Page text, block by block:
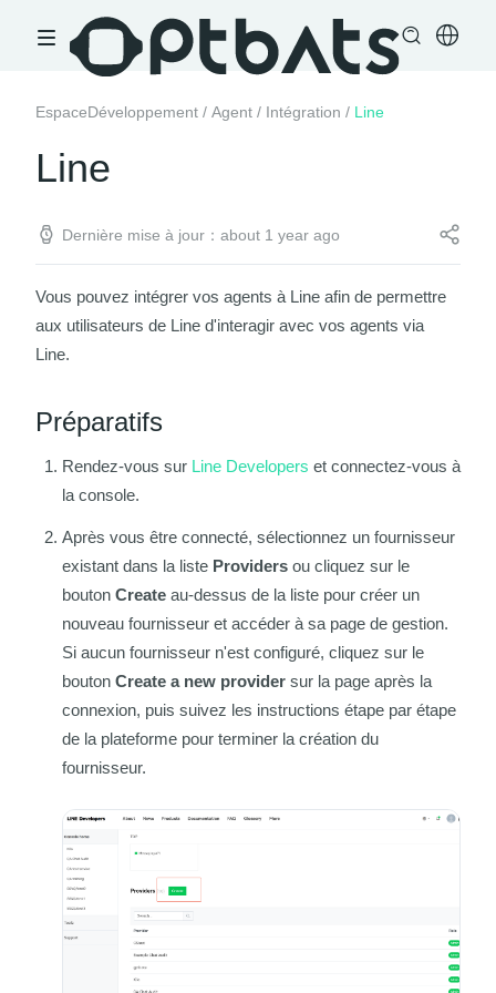
EspaceDéveloppement / Agent / Intégration / Line
Line
Dernière mise à jour：about 1 year ago
Vous pouvez intégrer vos agents à Line afin de permettre
aux utilisateurs de Line d'interagir avec vos agents via
Line.
Préparatifs
Rendez-vous sur Line Developers et connectez-vous à
la console.
Après vous être connecté, sélectionnez un fournisseur
existant dans la liste Providers ou cliquez sur le
bouton Create au-dessus de la liste pour créer un
nouveau fournisseur et accéder à sa page de gestion.
Si aucun fournisseur n'est configuré, cliquez sur le
bouton Create a new provider sur la page après la
connexion, puis suivez les instructions étape par étape
de la plateforme pour terminer la création du
fournisseur.